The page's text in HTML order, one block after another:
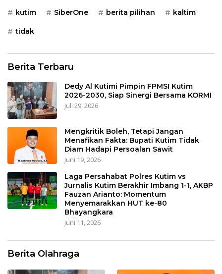
kutim SiberOne berita pilihan kaltim
tidak
Berita Terbaru
Dedy Al Kutimi Pimpin FPMSI Kutim
2026-2030, Siap Sinergi Bersama KORMI
Juli 29, 2026
Mengkritik Boleh, Tetapi Jangan
Menafikan Fakta: Bupati Kutim Tidak
Diam Hadapi Persoalan Sawit
Juni 19, 2026
Laga Persahabat Polres Kutim vs
Jurnalis Kutim Berakhir Imbang 1-1, AKBP
Fauzan Arianto: Momentum
Menyemarakkan HUT ke-80
Bhayangkara
Juni 11, 2026
Berita Olahraga